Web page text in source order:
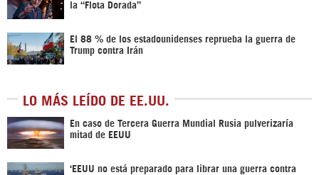
la “Flota Dorada”
El 88 % de los estadounidenses reprueba la guerra de
Trump contra Irán
LO MÁS LEÍDO DE EE.UU.
En caso de Tercera Guerra Mundial Rusia pulverizaría
mitad de EEUU
‘EEUU no está preparado para librar una guerra contra